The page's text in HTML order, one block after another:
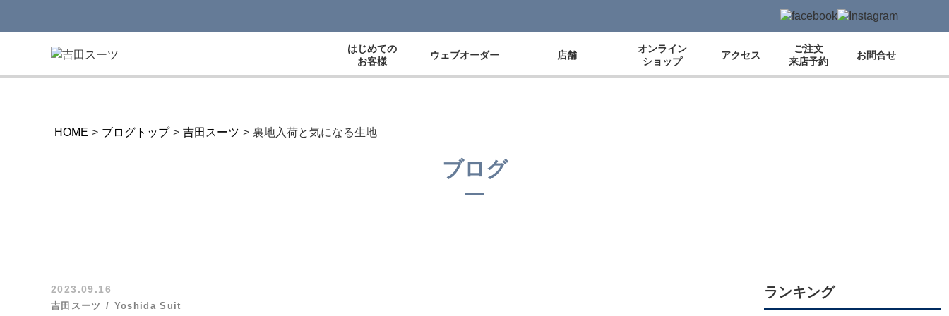
はじめての
お客様
ウェブオーダー 店舗
オンライン
ショップ
アクセス
ご注文
来店予約
お問合せ
HOME > ブログトップ > 吉田スーツ > 裏地入荷と気になる生地
ブログ
2023.09.16
吉田スーツ Yoshida Suit
ランキング